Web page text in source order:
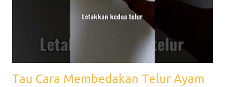
Tau Cara Membedakan Telur Ayam